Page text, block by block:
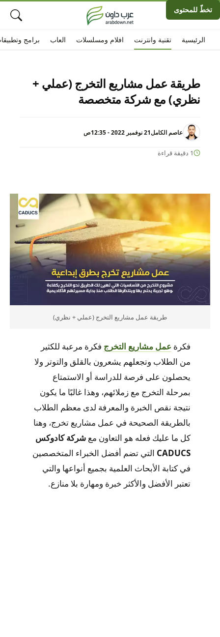
تخطّ للمحتوى
الرئيسية افلام ومسلسلات تقنية وانترنت العاب برامج
طريقة عمل مشاريع التخرج (عملي +
نظري) مع شركة متخصصة
عاصم الكامل21 نوفمبر 2022 - 12:35ص
1 دقيقة قراءة
طريقة عمل مشاريع التخرج (عملي + نظري)
فكرة عمل مشاريع التخرج فكرة مرعبة للكثير
من الطلاب وتجعلهم يشعرون بالقلق والتوتر ولا
يحصلون على فرصة للدراسة أو الاستمتاع
بمرحلة التخرج مع زملائهم، وهذا غالبًا ما يكون
نتيجة نقص الخبرة والمعرفة لدى معظم الطلاب
بالطريقة الصحيحة في عمل مشاريع تخرج، وهنا
كل ما عليك فعله هو التعاون مع شركة كادوكس
CADUCS التي تضم أفضل الخبراء المتخصصين
في كتابة الأبحاث العلمية بجميع أنواعها والتي
تعتبر الأفضل والأكثر خبرة ومهارة بلا منازع.